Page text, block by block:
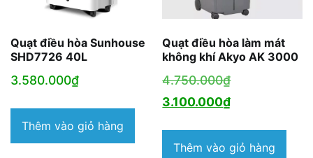
Quạt điều hòa Sunhouse
SHD7726 40L
3.580.000₫
Thêm vào giỏ hàng
Quạt điều hòa làm mát
không khí Akyo AK 3000
4.750.000₫Giá
gốc
4.750.000₫.
3.100.000₫Giá
tại
Thêm vào giỏ hàng